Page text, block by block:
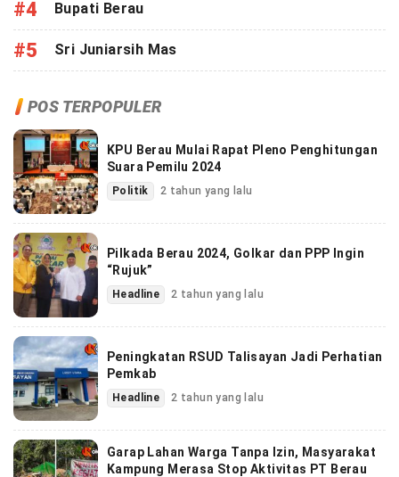
#4 Bupati Berau
#5 Sri Juniarsih Mas
POS TERPOPULER
KPU Berau Mulai Rapat Pleno Penghitungan
Suara Pemilu 2024
Politik 2 tahun yang lalu
Pilkada Berau 2024, Golkar dan PPP Ingin
“Rujuk”
Headline 2 tahun yang lalu
Peningkatan RSUD Talisayan Jadi Perhatian
Pemkab
Headline 2 tahun yang lalu
Garap Lahan Warga Tanpa Izin, Masyarakat
Kampung Merasa Stop Aktivitas PT Berau